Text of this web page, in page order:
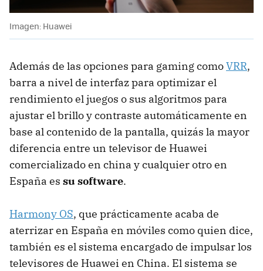
Imagen: Huawei
Además de las opciones para gaming comoVRR,
barra a nivel de interfaz para optimizar el
rendimiento el juegos o sus algoritmos para
ajustar el brillo y contraste automáticamente en
base al contenido de la pantalla, quizás la mayor
diferencia entre un televisor de Huawei
comercializado en china y cualquier otro en
España es su software.
Harmony OS, que prácticamente acaba de
aterrizar en España en móviles como quien dice,
también es el sistema encargado de impulsar los
televisores de Huawei en China. El sistema se